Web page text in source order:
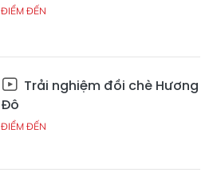
ĐIỂM ĐẾN
Trải nghiệm đồi chè Hương
Đô
ĐIỂM ĐẾN